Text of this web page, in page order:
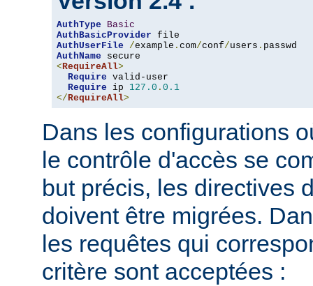
AuthType
Basic
AuthBasicProvider
AuthUserFile
/example . com/conf/users .
AuthName
<RequireAll>
Require valid-user
Require ip 127.0 . 0.1
</RequireAll>
Dans les configurations
le contrôle d'accès se
but précis, les directives
doivent être migrées.
les requêtes qui
critère sont acceptées :